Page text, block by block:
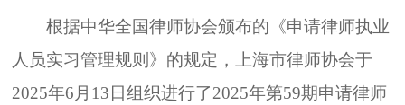
根据中华全国律师协会颁布的《申请律师执业
人员实习管理规则》的规定，上海市律师协会于
2025年6 月 13 日组织进行了2025年第59期申请律师